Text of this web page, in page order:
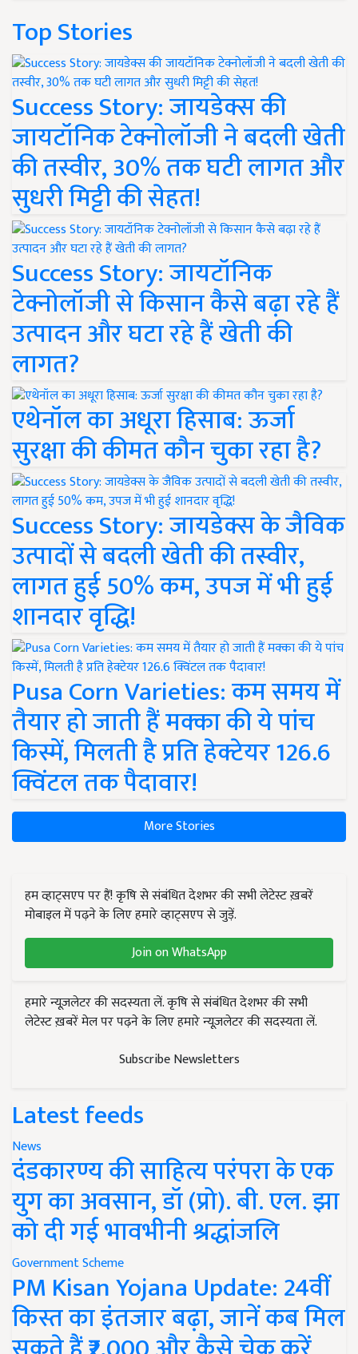
Top Stories
Success Story: जायडेक्स की
जायटॉनिक टेक्नोलॉजी ने बदली खेती
की तस्वीर, 30% तक घटी लागत और
सुधरी मिट्टी की सेहत!
Success Story: जायटॉनिक
टेक्नोलॉजी से किसान कैसे बढ़ा रहे हैं
उत्पादन और घटा रहे हैं खेती की
लागत?
एथेनॉल का अधूरा हिसाब: ऊर्जा
सुरक्षा की कीमत कौन चुका रहा है?
Success Story: जायडेक्स के जैविक
उत्पादों से बदली खेती की तस्वीर,
लागत हुई 50% कम, उपज में भी हुई
शानदार वृद्धि!
Pusa Corn Varieties: कम समय में
तैयार हो जाती हैं मक्का की ये पांच
किस्में, मिलती है प्रति हेक्टेयर 126.6
क्विंटल तक पैदावार!
More Stories
हम व्हाट्सएप पर हैं! कृषि से संबंधित देशभर की सभी लेटेस्ट ख़बरें
मोबाइल में पढ़ने के लिए हमारे व्हाट्सएप से जुड़ें.
Join on WhatsApp
हमारे न्यूज़लेटर की सदस्यता लें. कृषि से संबंधित देशभर की सभी
लेटेस्ट ख़बरें मेल पर पढ़ने के लिए हमारे न्यूज़लेटर की सदस्यता लें.
Subscribe Newsletters
Latest feeds
News
दंडकारण्य की साहित्य परंपरा के एक
युग का अवसान, डॉ (प्रो). बी. एल. झा
को दी गई भावभीनी श्रद्धांजलि
Government Scheme
PM Kisan Yojana Update: 24वीं
किस्त का इंतजार बढ़ा, जानें कब मिल